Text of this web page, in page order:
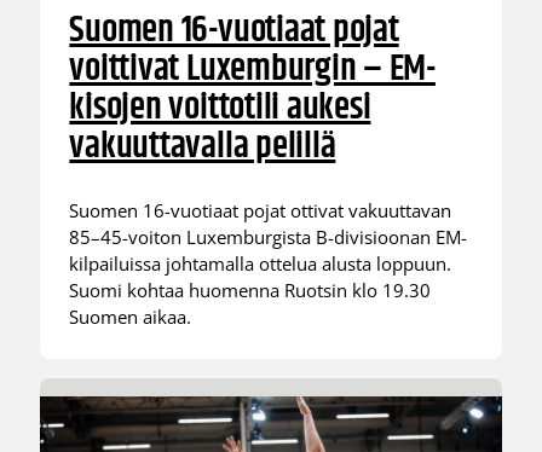
Suomen 16-vuotiaat pojat
voittivat Luxemburgin – EM-
kisojen voittotili aukesi
vakuuttavalla pelillä
Suomen 16-vuotiaat pojat ottivat vakuuttavan
85–45-voiton Luxemburgista B-divisioonan EM-
kilpailuissa johtamalla ottelua alusta loppuun.
Suomi kohtaa huomenna Ruotsin klo 19.30
Suomen aikaa.